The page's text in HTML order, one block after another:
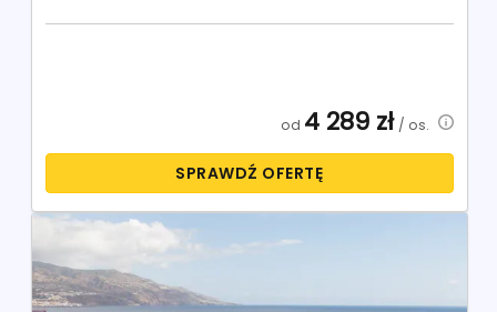
od 4 289 zł/ os.
SPRAWDŹ OFERTĘ